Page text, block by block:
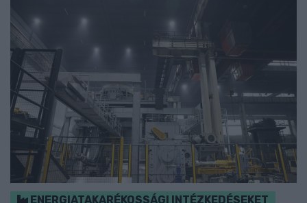
ENERGIATAKARÉKOSSÁGI INTÉZKEDÉSEKET